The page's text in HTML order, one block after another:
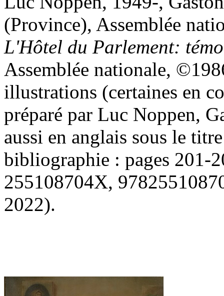
(Province), Assemblée
L'Hôtel du Parlement:
Assemblée nationale,
illustrations (certaines en
préparé par Luc Noppen,
aussi en anglais sous le
bibliographie : pages 201-
255108704X,
2022).